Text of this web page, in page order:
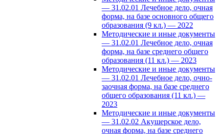
— 31.02.01 Лечебное дело, очная
форма, на базе основного общего
образования (9 кл.) — 2022
Методические и иные документы
— 31.02.01 Лечебное дело, очная
форма, на базе среднего общего
образования (11 кл.) — 2023
Методические и иные документы
— 31.02.01 Лечебное дело, очно-
заочная форма, на базе среднего
общего образования (11 кл.) —
2023
Методические и иные документы
— 31.02.02 Акушерское дело,
очная форма, на базе среднего